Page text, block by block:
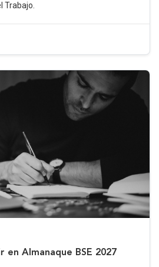
Trabajo.
en Almanaque BSE 2027